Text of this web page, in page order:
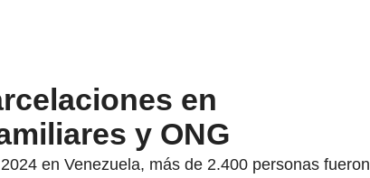
en
y ONG
en Venezuela, más de 2.400 personas fueron